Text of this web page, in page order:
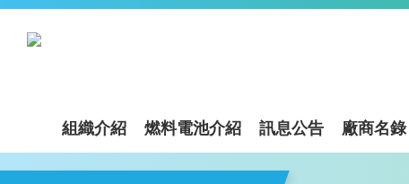
組織介紹 燃料電池介紹 訊息公告 廠商名錄